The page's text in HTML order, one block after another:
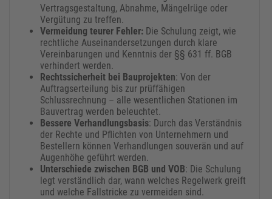
Vertragsgestaltung, Abnahme, Mängelrüge oder
Vergütung zu treffen.
Vermeidung teurer Fehler: Die Schulung zeigt, wie
rechtliche Auseinandersetzungen durch klare
Vereinbarungen und Kenntnis der §§ 631 ff. BGB
verhindert werden.
Rechtssicherheit bei Bauprojekten: Von der
Auftragserteilung bis zur prüffähigen
Schlussrechnung – alle wesentlichen Stationen im
Bauvertrag werden beleuchtet.
Bessere Verhandlungsbasis: Durch das Verständnis
der Rechte und Pflichten von Unternehmern und
Bestellern können Verhandlungen souverän und auf
Augenhöhe geführt werden.
Unterschiede zwischen BGB und VOB: Die Schulung
legt verständlich dar, wann welches Regelwerk greift
und welche Fallstricke zu vermeiden sind.